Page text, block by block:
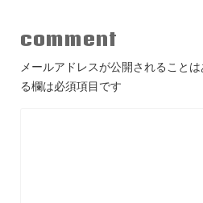
comment
メールアドレスが公開されることは
る欄は必須項目です